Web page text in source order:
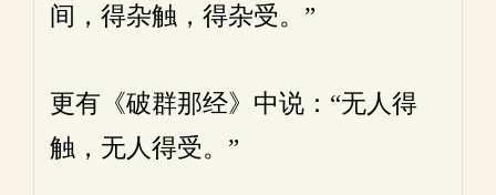
间，得杂触，得杂受。”
更有《破群那经》中说：“无人得
触，无人得受。”